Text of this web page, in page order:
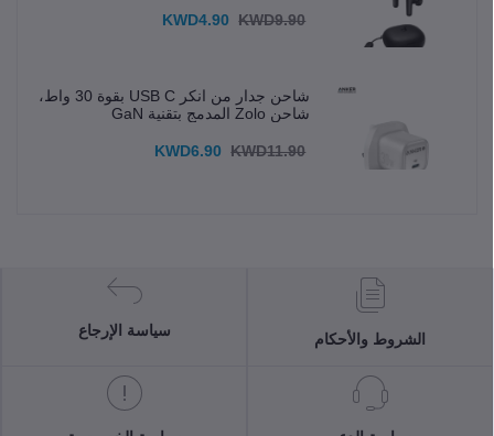
KWD4.90 KWD9.90
شاحن جدار من انكر USB C بقوة 30 واط،
شاحن Zolo المدمج بتقنية GaN
KWD6.90 KWD11.90
الشروط والأحكام
سياسة الإرجاع